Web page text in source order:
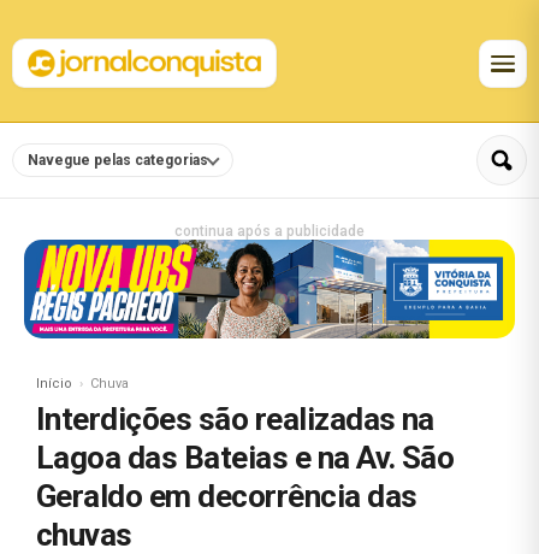
Navegue pelas categorias
continua após a publicidade
Início Chuva
Interdições são realizadas na
Lagoa das Bateias e na Av. São
Geraldo em decorrência das
chuvas